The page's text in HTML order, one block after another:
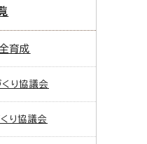
育成
り協議会
り協議会